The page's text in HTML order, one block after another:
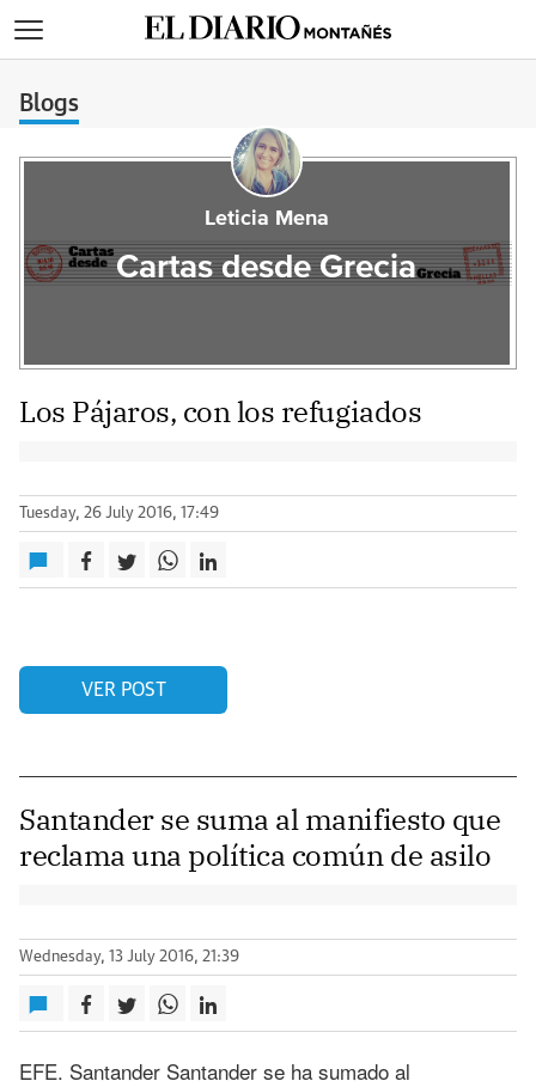
Blogs
Leticia Mena
Cartas desde Grecia
Los Pájaros, con los refugiados
Tuesday, 26 July 2016, 17:49
VER POST
Santander se suma al manifiesto que
reclama una política común de asilo
Wednesday, 13 July 2016, 21:39
EFE. Santander Santander se ha sumado al